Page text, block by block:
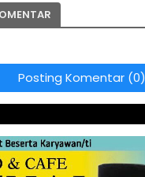
Posting Komentar (0)